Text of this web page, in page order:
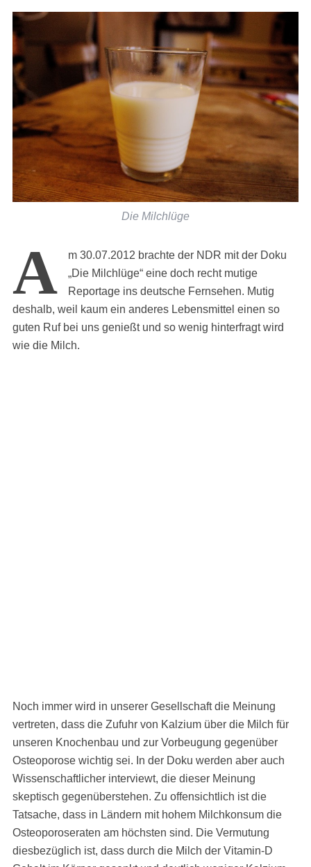
Die Milchlüge
A
m 30.07.2012 brachte der NDR mit der Doku
„Die Milchlüge“ eine doch recht mutige
Reportage ins deutsche Fernsehen. Mutig
deshalb, weil kaum ein anderes Lebensmittel einen so
guten Ruf bei uns genießt und so wenig hinterfragt wird
wie die Milch.
Noch immer wird in unserer Gesellschaft die Meinung
vertreten, dass die Zufuhr von Kalzium über die Milch für
unseren Knochenbau und zur Vorbeugung gegenüber
Osteoporose wichtig sei. In der Doku werden aber auch
Wissenschaftlicher interviewt, die dieser Meinung
skeptisch gegenüberstehen. Zu offensichtlich ist die
Tatsache, dass in Ländern mit hohem Milchkonsum die
Osteoporoseraten am höchsten sind. Die Vermutung
diesbezüglich ist, dass durch die Milch der Vitamin-D